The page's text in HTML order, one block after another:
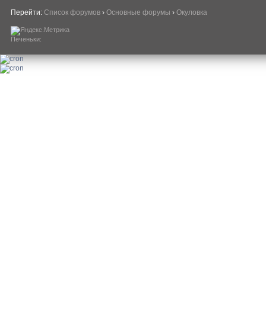
Перейти: Список форумов › Основные форумы › Окуловка
Печеньки: